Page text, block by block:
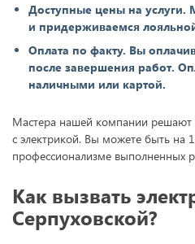
Доступные цены на
и придерживаемся
Оплата по факту. Вы
после завершения работ.
наличными или картой.
Мастера нашей компании
с электрикой. Вы можете быть на
профессионализме выполненных
Как вызвать
Серпуховской?